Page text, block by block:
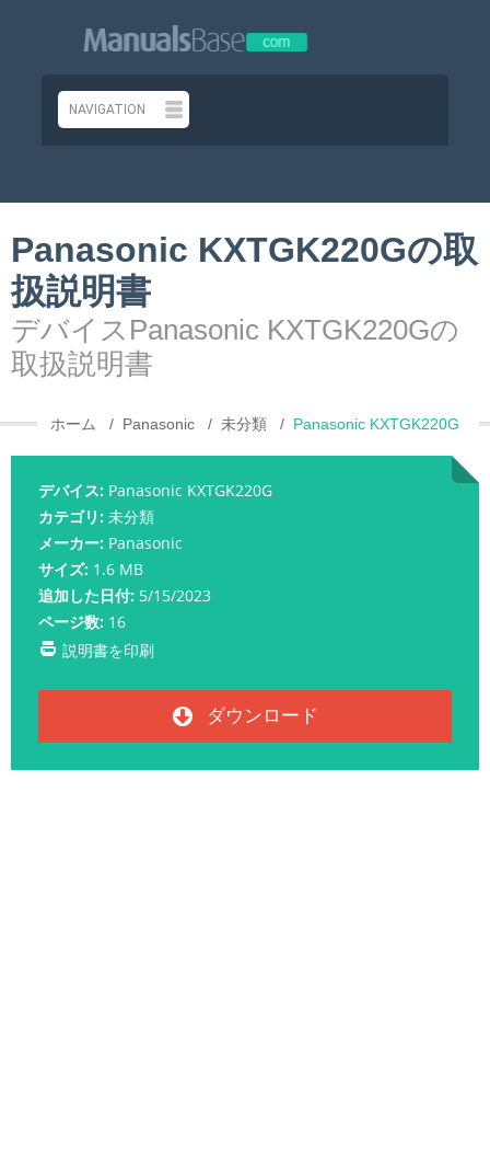
Panasonic KXTGK220Gの取
扱説明書
デバイスPanasonic KXTGK220Gの
取扱説明書
ホーム Panasonic 未分類 Panasonic KXTGK220G
デバイス: Panasonic KXTGK220G
カテゴリ: 未分類
メーカー: Panasonic
サイズ: 1.6 MB
追加した日付: 5/15/2023
ページ数: 16
説明書を印刷
ダウンロード